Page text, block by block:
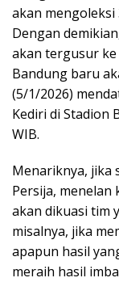
akan
Dengan
akan tergusur
Bandung baru
(5/1/2026)
Kediri di Stadion
WIB.
Menariknya, jika
Persija, menelan
akan dikuasi tim
misalnya, jika
apapun hasil
meraih hasil